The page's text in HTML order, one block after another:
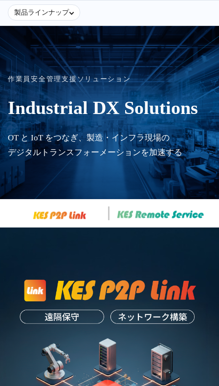
製品ラインナップ
作業員安全管理支援ソリューション
Industrial DX Solutions
OT と IoT をつなぎ、製造・インフラ現場の
デジタルトランスフォーメーションを加速する